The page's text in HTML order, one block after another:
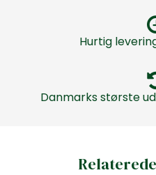
Hurtig
Danmarks største